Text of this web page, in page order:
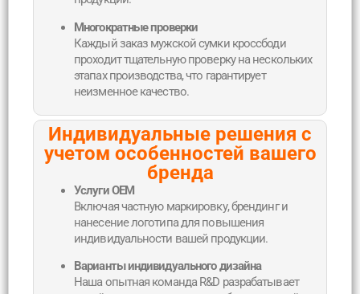
Многократные проверки
Каждый заказ мужской сумки кроссбоди
проходит тщательную проверку на нескольких
этапах производства, что гарантирует
неизменное качество.
Индивидуальные решения с
учетом особенностей вашего
бренда
Услуги OEM
Включая частную маркировку, брендинг и
нанесение логотипа для повышения
индивидуальности вашей продукции.
Варианты индивидуального дизайна
Наша опытная команда R&D разрабатывает